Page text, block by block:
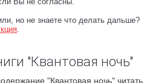
но не знаете что делать дальше?
.
"Квантовая ночь"
"Квантовая ночь" читать